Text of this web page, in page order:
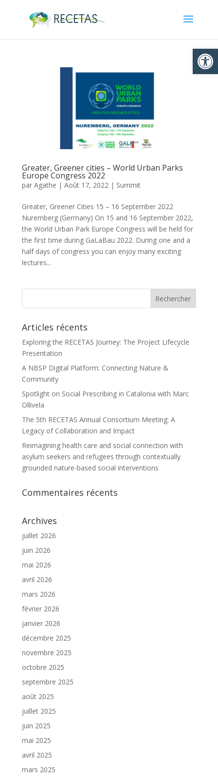
Ouvrir
Greater, Greener cities – World Urban Parks
Europe Congress 2022
par Agathe | Août 17, 2022| Summit
Greater, Greener Cities 15 – 16 September 2022
Nuremberg (Germany) On 15 and 16 September 2022,
the World Urban Park Europe Congress will be held for
the first time during GaLaBau 2022. During one and a
half days of congress you can enjoy many exciting
lectures...
Articles récents
Exploring the RECETAS Journey: The Project Lifecycle
Presentation
A NBSP Digital Platform: Connecting Nature &
Community
Spotlight on Social Prescribing in Catalonia with Marc
Ollivela
The 5th RECETAS Annual Consortium Meeting: A
Legacy of Collaboration and Impact
Reimagining health care and social connection with
asylum seekers and refugees through contextually
grounded nature-based social interventions
Commentaires récents
Archives
juillet 2026
juin 2026
mai 2026
avril 2026
mars 2026
février 2026
janvier 2026
décembre 2025
novembre 2025
octobre 2025
septembre 2025
août 2025
juillet 2025
juin 2025
mai 2025
avril 2025
mars 2025